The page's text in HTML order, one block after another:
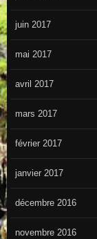
juin 2017
mai 2017
avril 2017
mars 2017
février 2017
janvier 2017
décembre 2016
novembre 2016